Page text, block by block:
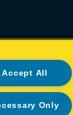
Accept All
Only